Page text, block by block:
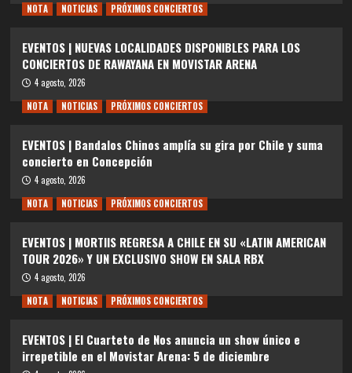
NOTA
NOTICIAS PRÓXIMOS CONCIERTOS
EVENTOS | NUEVAS LOCALIDADES DISPONIBLES PARA LOS
CONCIERTOS DE RAWAYANA EN MOVISTAR ARENA
4 agosto, 2026
NOTA
NOTICIAS PRÓXIMOS CONCIERTOS
EVENTOS | Bandalos Chinos amplía su gira por Chile y suma
concierto en Concepción
4 agosto, 2026
NOTA
NOTICIAS PRÓXIMOS CONCIERTOS
EVENTOS | MORTIIS REGRESA A CHILE EN SU «LATIN AMERICAN
TOUR 2026» Y UN EXCLUSIVO SHOW EN SALA RBX
4 agosto, 2026
NOTA
NOTICIAS PRÓXIMOS CONCIERTOS
EVENTOS | El Cuarteto de Nos anuncia un show único e
irrepetible en el Movistar Arena: 5 de diciembre